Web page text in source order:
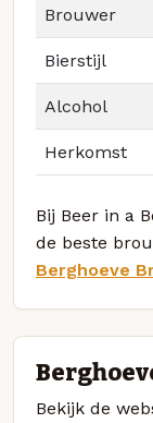
Brouwer
Bierstijl
Alcohol
Herkomst
Bij Beer in a
de beste
Berghoeve
Bekijk de